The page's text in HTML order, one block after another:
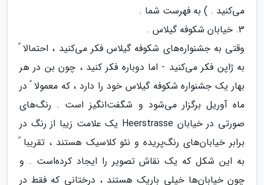
می‌کنید . ) به فهرست شما .
3. خیابان شکوفه گیلاس .
وقتی به جشنواره‌های شکوفه گیلاس فکر می‌کنید ، احتمالا ً
به ژاپن فکر می‌کنید - اما دوباره فکر کنید ، چون بن در هر
بهار یک جشنواره شکوفه گیلاس خود را دارد ، که معمولا ً در
ماه آوریل برگزار می‌شود و شگفت‌انگیز است . رنگ‌های
صورتی در خیابان Heerstrasse یک علامت زیبا از رنگ در
برابر خیابان‌های رنگ‌پریده و نئو کلاسیک هستند ، تقریبا ً
به این شکل که یک نقاش تصویر را ایجاد کرده‌است . و
چون خیابان‌ها خیلی باریک هستند ، درختانی که فقط در